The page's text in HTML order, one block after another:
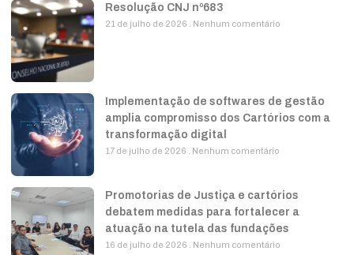
Resolução CNJ nº683
21 de julho de 2026 Nenhum comentário
Implementação de softwares de gestão
amplia compromisso dos Cartórios com a
transformação digital
17 de julho de 2026 Nenhum comentário
Promotorias de Justiça e cartórios
debatem medidas para fortalecer a
atuação na tutela das fundações
16 de julho de 2026 Nenhum comentário